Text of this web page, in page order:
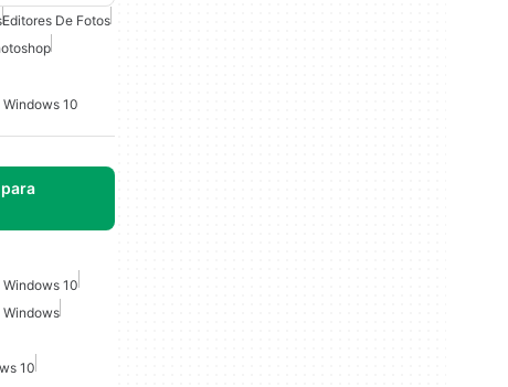
Editores De Fotos
10
10
Windows
10